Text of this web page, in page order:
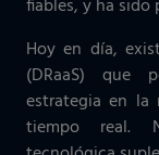
fiables, y ha
Hoy en día,
(DRaaS) que
estrategia en la
tiempo real.